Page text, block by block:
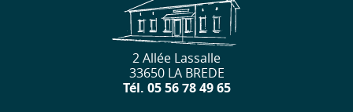
2 Allée Lassalle
33650 LA BREDE
Tél. 05 56 78 49 65